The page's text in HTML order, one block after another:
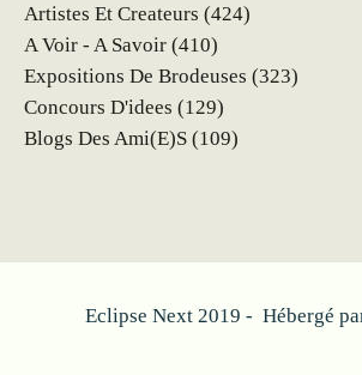
Artistes Et Createurs (424)
A Voir - A Savoir (410)
Expositions De Brodeuses (323)
Concours D'idees (129)
Blogs Des Ami(e)s (109)
Eclipse Next 2019 - Hébergé